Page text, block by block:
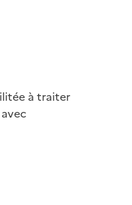
à traiter